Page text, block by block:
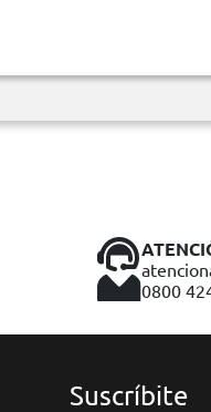
0800
Suscríbite